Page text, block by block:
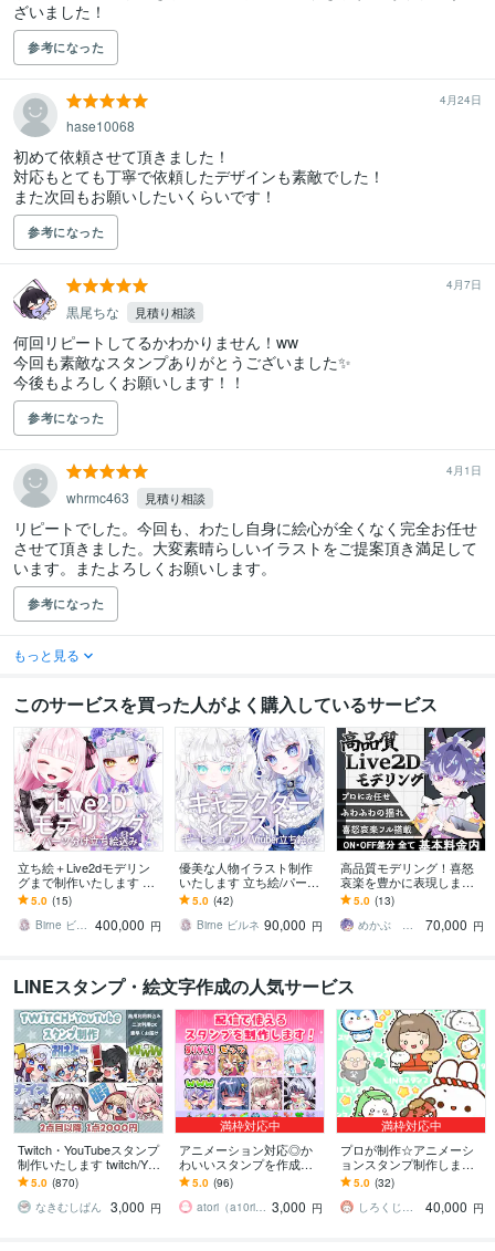
ざいました！
参考になった
4月24日
hase10068
初めて依頼させて頂きました！
対応もとても丁寧で依頼したデザインも素敵でした！
また次回もお願いしたいくらいです！
参考になった
4月7日
黒尾ちな 見積り相談
何回リピートしてるかわかりません！ww
今回も素敵なスタンプありがとうございました✨
今後もよろしくお願いします！！
参考になった
4月1日
whrmc463 見積り相談
リピートでした。今回も、わたし自身に絵心が全くなく完全お任せ
させて頂きました。大変素晴らしいイラストをご提案頂き満足して
います。またよろしくお願いします。
参考になった
もっと見る
このサービスを買った人がよく購入しているサービス
立ち絵＋Live2dモデリン
グまで制作いたします Vtu
ber イラストとモデリン
グセットのサービスです!
5.0 (15)
Birne ビルネ 400,000 円
優美な人物イラスト制作
いたします 立ち絵/パーツ
分け/キャラクターデザイ
ン等に!
5.0 (42)
Birne ビルネ 90,000 円
高品質モデリング！喜怒
哀楽を豊かに表現します
息づくような動きを、あ
なたのキャラクターへ。
5.0 (13)
めかぶ mekabu
70,000 円
LINEスタンプ・絵文字作成の人気サービス
Twitch・YouTubeスタンプ
制作いたします twitch/You
Tube/tiktok配信用スタンプ
制作
5.0 (870)
なきむしぱん
3,000 円
満枠対応中
アニメーション対応◎か
わいいスタンプを作成し
ます 企業実績多数有！Yo
uTube・Twitch・TikTok☆
5.0 (96)
atori（a10ri_p） 3,000 円
満枠対応中
プロが制作☆アニメーシ
ョンスタンプ制作します L
INE、YouTube、Twitch用
アニメスタンプ制作☆
5.0 (32)
しろくじらプラスし
40,000 円